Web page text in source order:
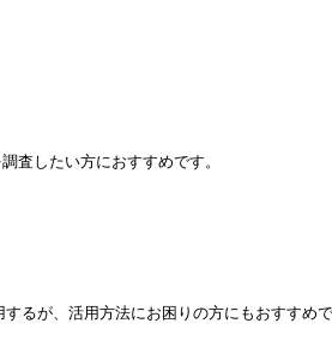
査したい方におすすめです。
るが、活用方法にお困りの方にもおすすめ